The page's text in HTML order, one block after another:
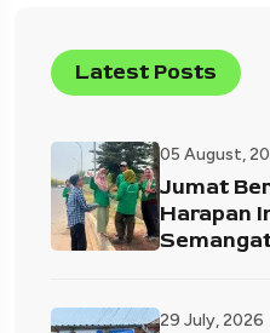
Latest Posts
05 August,
Jumat
Harapan
29 July, 2026